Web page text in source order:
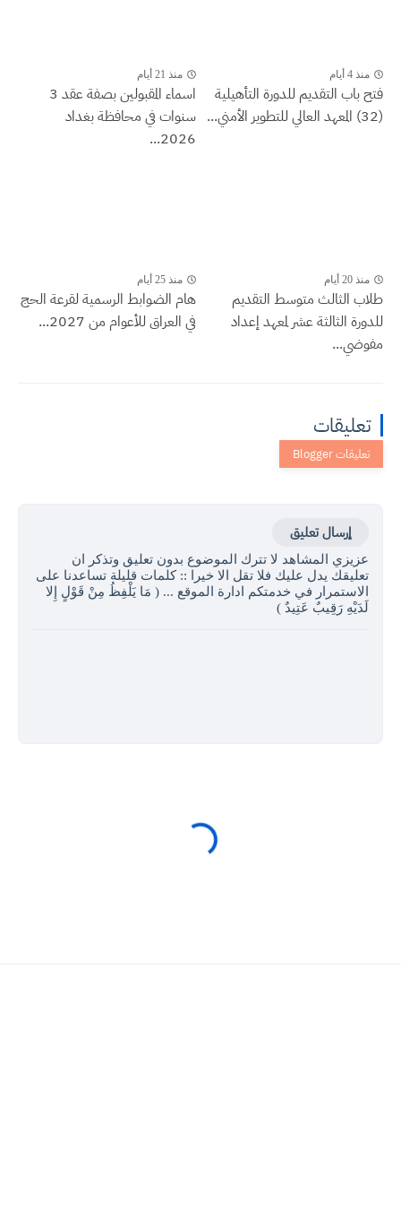
منذ 4 أيام
فتح باب التقديم للدورة التأهيلية
(32) المعهد العالي للتطوير الأمني...
منذ 21 أيام
اسماء المقبولين بصفة عقد 3
سنوات في محافظة بغداد
2026...
منذ 20 أيام
طلاب الثالث متوسط التقديم
للدورة الثالثة عشر لمعهد إعداد
مفوضي...
منذ 25 أيام
هام الضوابط الرسمية لقرعة الحج
في العراق للأعوام من 2027...
تعليقات
إرسال تعليق
عزيزي المشاهد لا تترك الموضوع بدون تعليق وتذكر ان
تعليقك يدل عليك فلا تقل الا خيرا :: كلمات قليلة تساعدنا على
الاستمرار في خدمتكم ادارة الموقع ... ( مَا يَلْفِظُ مِنْ قَوْلٍ إِلا
لَدَيْهِ رَقِيبٌ عَتِيدٌ )